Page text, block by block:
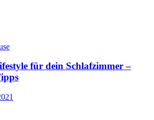
für dein Schlafzimmer –